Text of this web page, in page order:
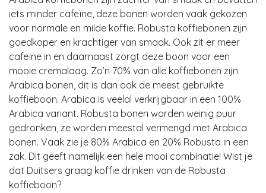
iets minder cafeïne, deze bonen worden vaak gekozen
voor normale en milde koffie. Robusta koffiebonen zijn
goedkoper en krachtiger van smaak. Ook zit er meer
cafeïne in en daarnaast zorgt deze boon voor een
mooie cremalaag. Zo’n 70% van alle koffiebonen zijn
Arabica bonen, dit is dan ook de meest gebruikte
koffieboon. Arabica is veelal verkrijgbaar in een 100%
Arabica variant. Robusta bonen worden weinig puur
gedronken, ze worden meestal vermengd met Arabica
bonen. Vaak zie je 80% Arabica en 20% Robusta in een
zak. Dit geeft namelijk een hele mooi combinatie! Wist je
dat Duitsers graag koffie drinken van de Robusta
koffieboon?